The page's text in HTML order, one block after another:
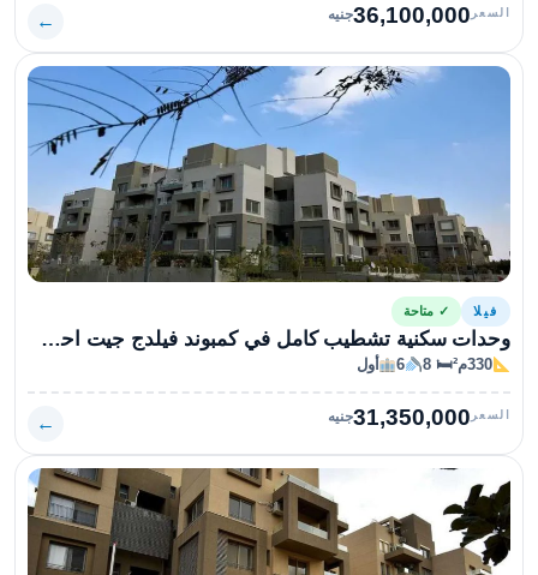
السعر 36,100,000جنيه ←
فيلا ✓ متاحة
وحدات سكنية تشطيب كامل في كمبوند فيلدج جيت احجز الان
330م² 🛏 8
6 أول
السعر 31,350,000جنيه ←